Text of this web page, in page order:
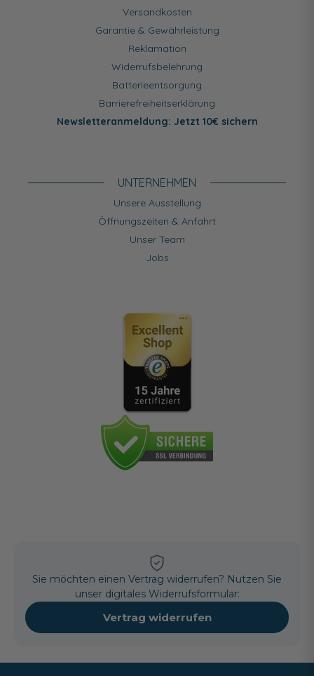
Versandkosten
Garantie & Gewährleistung
Reklamation
Widerrufsbelehrung
Batterieentsorgung
Barrierefreiheitserklärung
Newsletteranmeldung: Jetzt 10€ sichern
UNTERNEHMEN
Unsere Ausstellung
Öffnungszeiten & Anfahrt
Unser Team
Jobs
Sie möchten einen Vertrag widerrufen? Nutzen Sie
unser digitales Widerrufsformular:
Vertrag widerrufen